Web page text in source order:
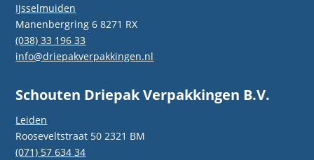
IJsselmuiden
Manenbergring 6 8271 RX
(038) 33 196 33
info@driepakverpakkingen.nl
Schouten Driepak Verpakkingen B.V.
Leiden
Rooseveltstraat 50 2321 BM
(071) 57 634 34